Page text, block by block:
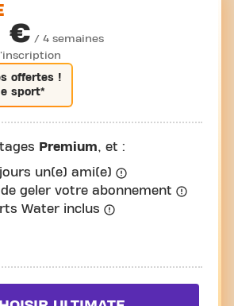
€ / 4 semaines
offertes !
sport*
Premium, et :
un(e) ami(e)
geler votre abonnement
Water inclus